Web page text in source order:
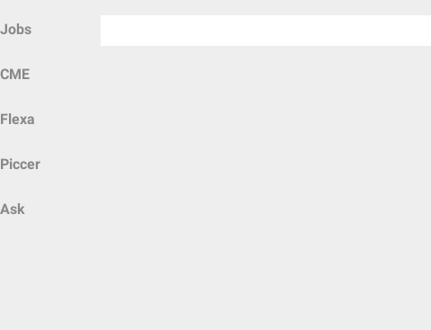
Jobs
CME
Flexa
Piccer
Ask